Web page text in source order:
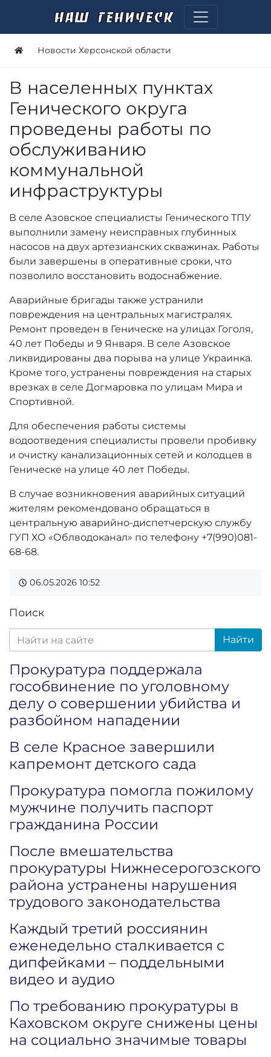
Новости Херсонской области
В населенных пунктах
Генического округа
проведены работы по
обслуживанию
коммунальной
инфраструктуры
В селе Азовское специалисты Генического ТПУ
выполнили замену неисправных глубинных
насосов на двух артезианских скважинах. Работы
были завершены в оперативные сроки, что
позволило восстановить водоснабжение.
Аварийные бригады также устранили
повреждения на центральных магистралях.
Ремонт проведен в Геническе на улицах Гоголя,
40 лет Победы и 9 Января. В селе Азовское
ликвидированы два порыва на улице Украинка.
Кроме того, устранены повреждения на старых
врезках в селе Догмаровка по улицам Мира и
Спортивной.
Для обеспечения работы системы
водоотведения специалисты провели пробивку
и очистку канализационных сетей и колодцев в
Геническе на улице 40 лет Победы.
В случае возникновения аварийных ситуаций
жителям рекомендовано обращаться в
центральную аварийно-диспетчерскую службу
ГУП ХО «Облводоканал» по телефону +7(990)081-
68-68.
06.05.2026 10:52
Поиск
Найти
Прокуратура поддержала
гособвинение по уголовному
делу о совершении убийства и
разбойном нападении
В селе Красное завершили
капремонт детского сада
Прокуратура помогла пожилому
мужчине получить паспорт
гражданина России
После вмешательства
прокуратуры Нижнесерогозского
района устранены нарушения
трудового законодательства
Каждый третий россиянин
еженедельно сталкивается с
дипфейками – поддельными
видео и аудио
По требованию прокуратуры в
Каховском округе снижены цены
на социально значимые товары